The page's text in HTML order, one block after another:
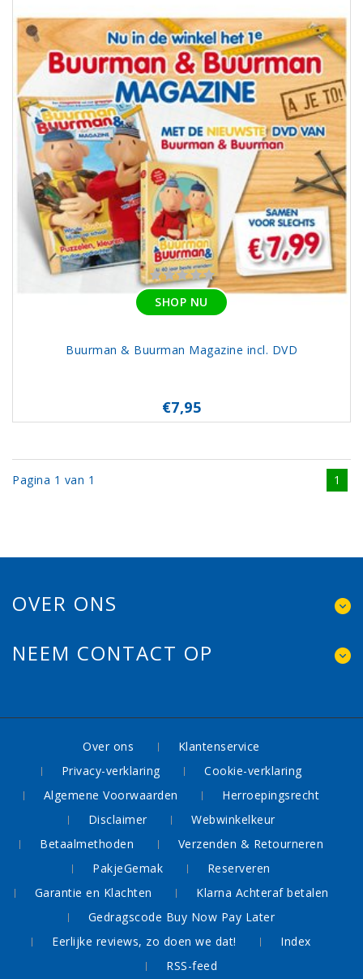
SHOP NU
Buurman & Buurman Magazine incl. DVD
€7,95
Pagina 1 van 1 1
OVER ONS
NEEM CONTACT OP
Over ons
Klantenservice
Privacy-verklaring
Cookie-verklaring
Algemene Voorwaarden
Herroepingsrecht
Disclaimer
Webwinkelkeur
Betaalmethoden
Verzenden & Retourneren
PakjeGemak
Reserveren
Garantie en Klachten
Klarna Achteraf betalen
Gedragscode Buy Now Pay Later
Eerlijke reviews, zo doen we dat!
Index
RSS-feed